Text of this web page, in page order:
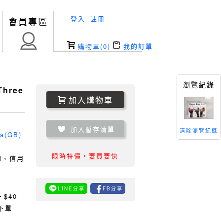
會員專區 登入 註冊
購物車(0) 我的訂單
信用
$40
單
加入購物車
加入暫存清單
限時特價，要買要快
LINE分享 FB分享
瀏覽紀錄
清除瀏覽紀錄